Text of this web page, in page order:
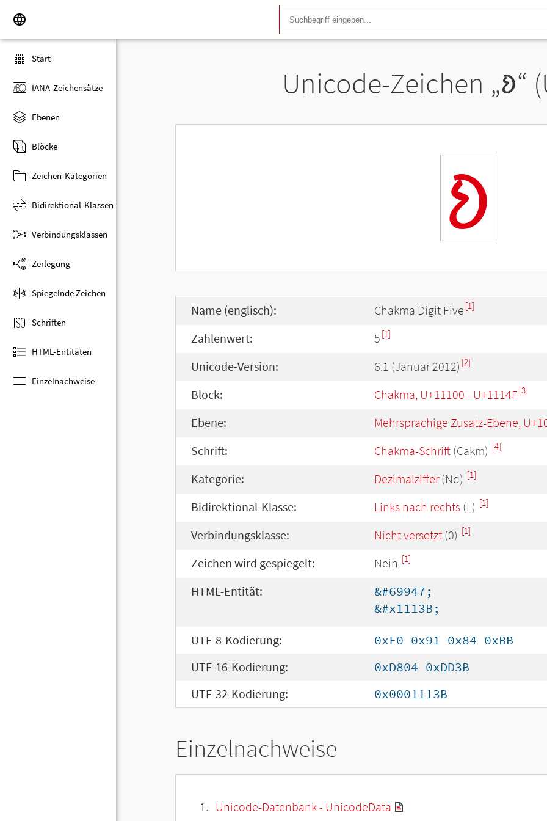
Start
IANA-Zeichensätze
Ebenen
Blöcke
Zeichen-Kategorien
Bidirektional-Klassen
Verbindungsklassen
Zerlegung
Spiegelnde Zeichen
Schriften
HTML-Entitäten
Einzelnachweise
Unicode-Zeichen „𑄻“
𑄻
Name (englisch): Chakma Digit Five [1]
Zahlenwert: 5 [1]
Unicode-Version: 6.1 (Januar 2012) [2]
Block: Chakma, U+11100 - U+1114F[3]
Ebene: Mehrsprachige Zusatz-Ebene,
Schrift: Chakma-Schrift (Cakm) [4]
Kategorie: Dezimalziffer(Nd) [1]
Bidirektional-Klasse: Links nach rechts (L) [1]
Verbindungsklasse: Nicht versetzt (0) [1]
Zeichen wird gespiegelt: Nein [1]
HTML-Entität:
&#69947;
&#x1113B;
UTF-8-Kodierung:
0xF0 0x91 0x84 0xBB
UTF-16-Kodierung:
0xD804 0xDD3B
UTF-32-Kodierung:
0x0001113B
Einzelnachweise
Unicode-Datenbank - UnicodeData